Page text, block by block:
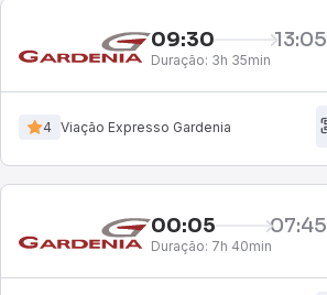
09:30 13:05
Duração: 3h 35min
4 Viação Expresso Gardenia
00:05 07:45
Duração: 7h 40min